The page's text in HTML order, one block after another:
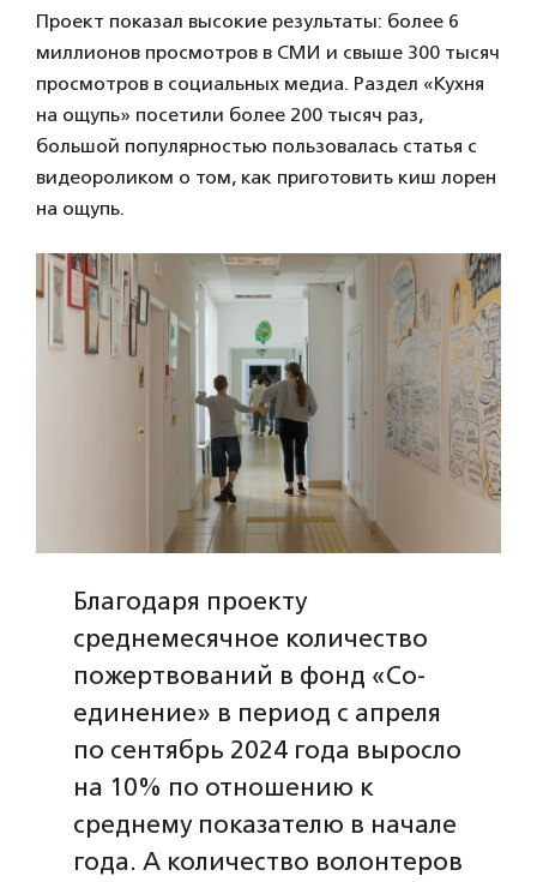
Проект показал высокие результаты: более 6
миллионов просмотров в СМИ и свыше 300 тысяч
просмотров в социальных медиа. Раздел «Кухня
на ощупь» посетили более 200 тысяч раз,
большой популярностью пользовалась статья с
видеороликом о том, как приготовить киш лорен
на ощупь.
Благодаря проекту
среднемесячное количество
пожертвований в фонд «Со-
единение» в период с апреля
по сентябрь 2024 года выросло
на 10% по отношению к
среднему показателю в начале
года. А количество волонтеров